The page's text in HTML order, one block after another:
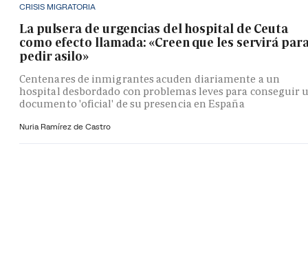
CRISIS MIGRATORIA
La pulsera de urgencias del hospital de Ceuta
como efecto llamada: «Creen que les servirá
pedir asilo»
Centenares de inmigrantes acuden diariamente a un
hospital desbordado con problemas leves para conseguir
documento 'oficial' de su presencia en España
Nuria Ramírez de Castro